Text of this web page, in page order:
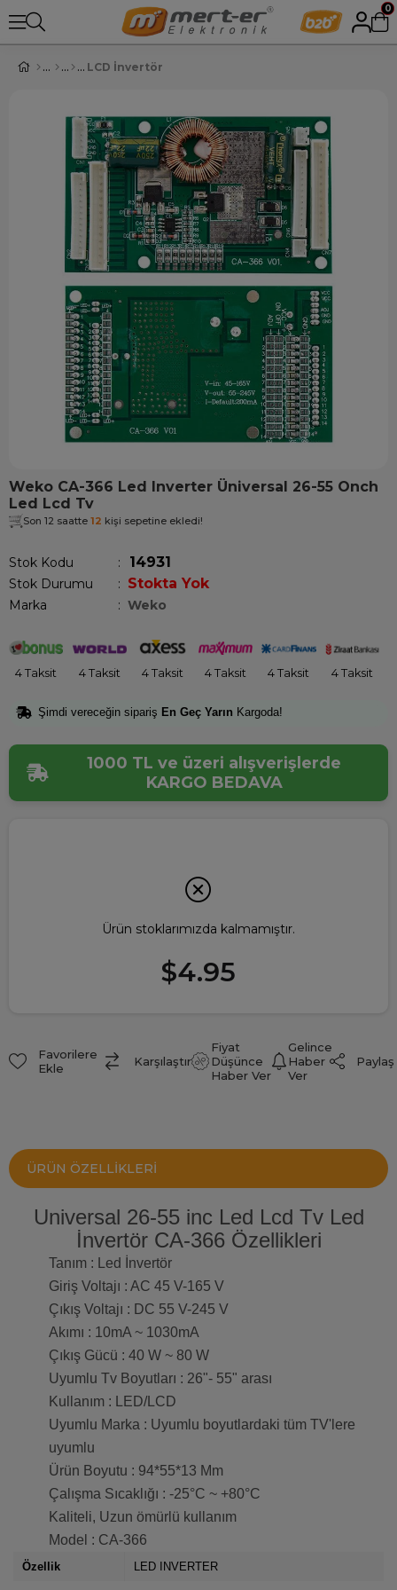
0
LCD İnvertör
Weko CA-366 Led Inverter Üniversal 26-55 Onch
Led Lcd Tv
Son 12 saatte 12 kişi sepetine ekledi!
Stok Kodu 14931
Stok Durumu : Stokta Yok
Marka : Weko
4 Taksit 4 Taksit 4 Taksit 4 Taksit 4 Taksit 4 Taksit
Şimdi vereceğin sipariş En Geç Yarın Kargoda!
1000 TL ve üzeri alışverişlerde
KARGO BEDAVA
Ürün stoklarımızda kalmamıştır.
$4.95
Favorilere
Ekle
Karşılaştır
Fiyat
Düşünce
Haber Ver
Gelince
Haber
Ver
Paylaş
ÜRÜN ÖZELLIKLERI
Universal 26-55 inc Led Lcd Tv Led
İnvertör CA-366 Özellikleri
Tanım : Led İnvertör
Giriş Voltajı : AC 45 V-165 V
Çıkış Voltajı : DC 55 V-245 V
Akımı : 10mA ~ 1030mA
Çıkış Gücü : 40 W ~ 80 W
Uyumlu Tv Boyutları : 26"- 55" arası
Kullanım : LED/LCD
Uyumlu Marka : Uyumlu boyutlardaki tüm TV'lere
uyumlu
Ürün Boyutu : 94*55*13 Mm
Çalışma Sıcaklığı : -25°C ~ +80°C
Kaliteli, Uzun ömürlü kullanım
Model : CA-366
Özellik LED INVERTER